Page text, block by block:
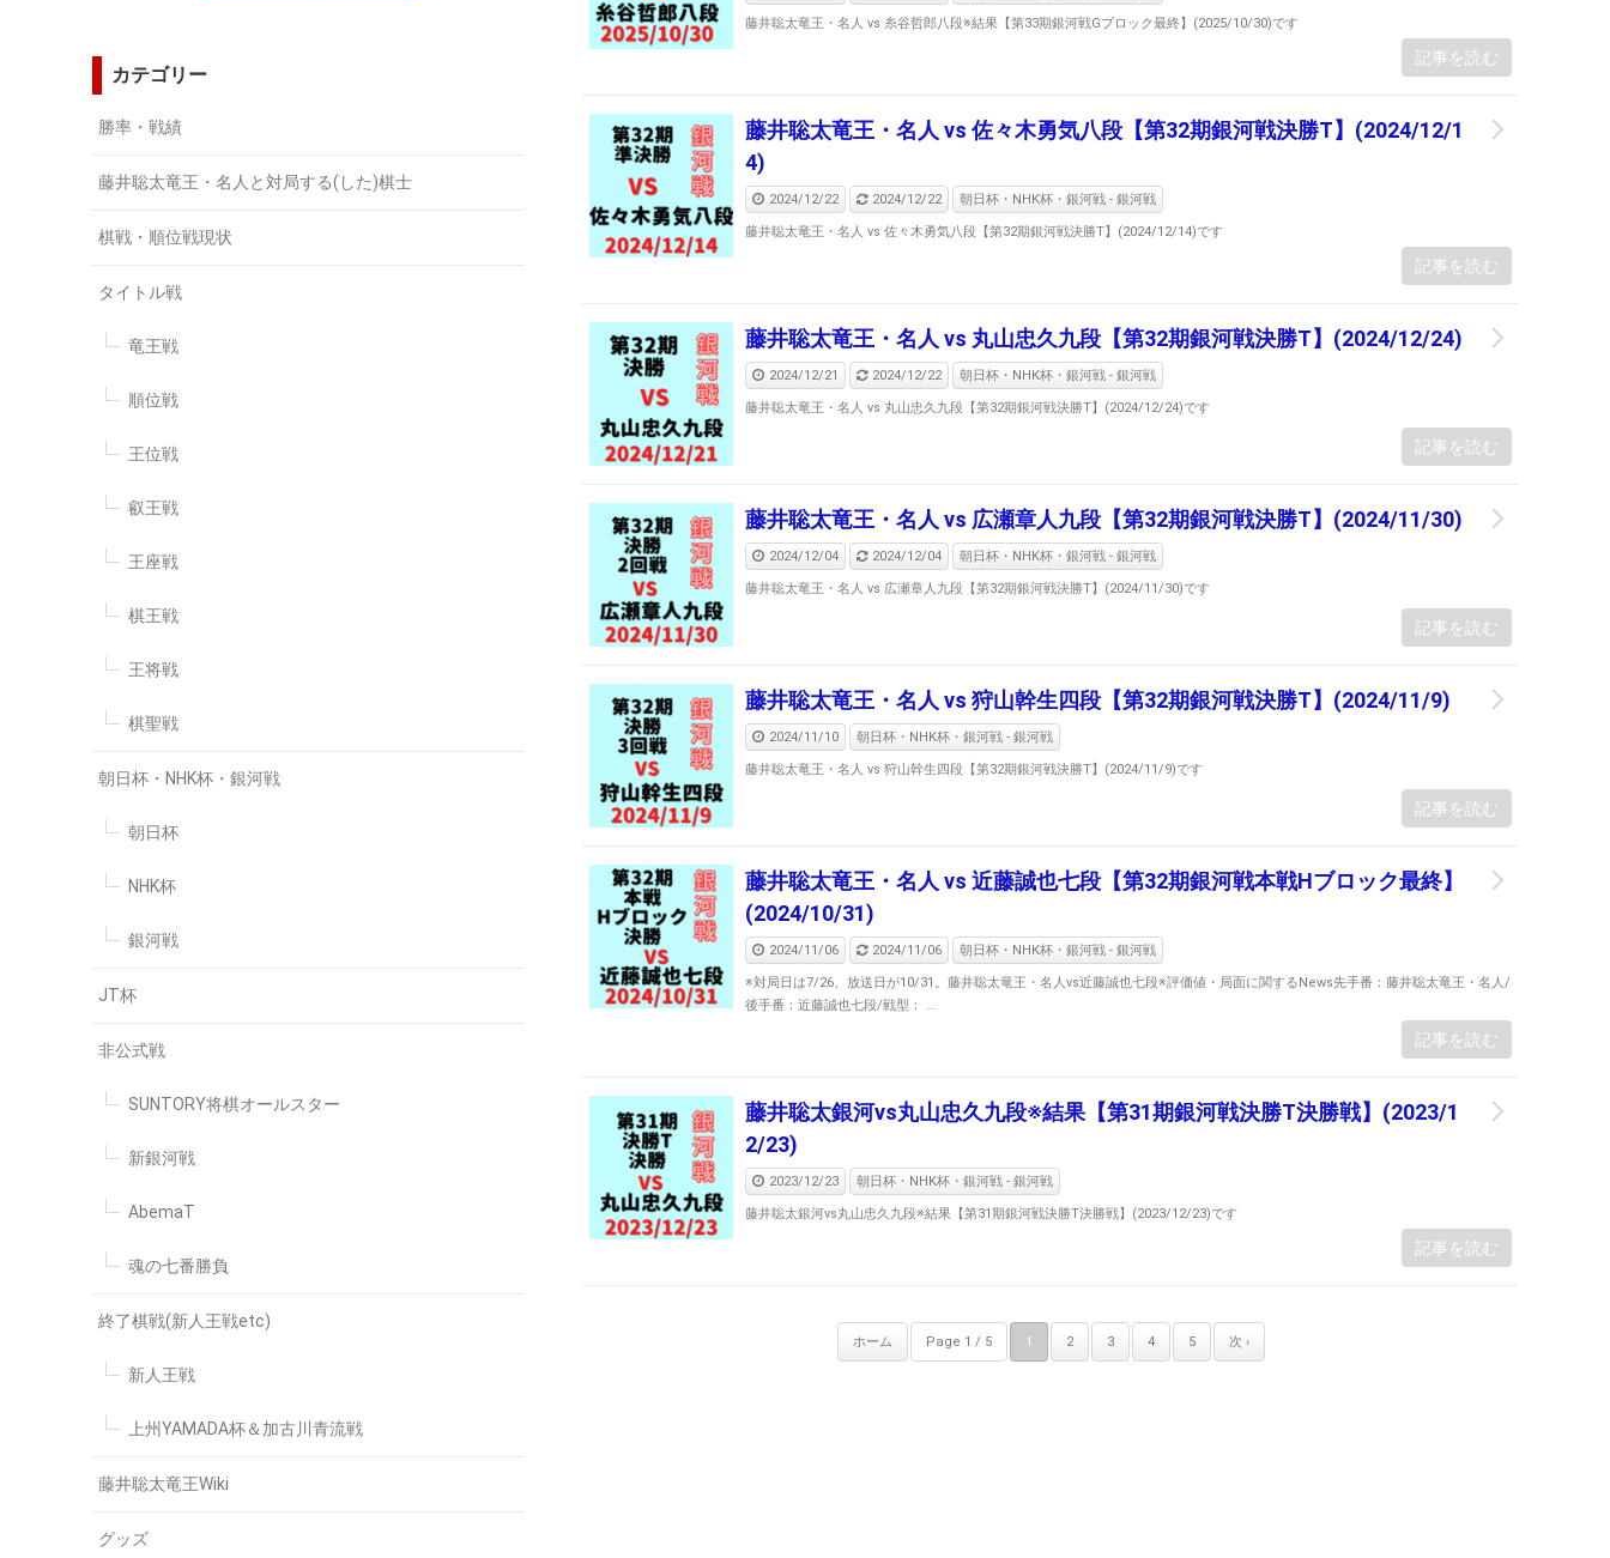
藤井聡太竜王・名人 vs 糸谷哲郎八段※結果【第33期銀河戦Gブロック最終】(2025/10/30)です
記事を読む
藤井聡太竜王・名人 vs 佐々木勇気八段【第32期銀河戦決勝T】(2024/12/1
4)
2024/12/22 2024/12/22 朝日杯・NHK杯・銀河戦 - 銀河戦
藤井聡太竜王・名人 vs 佐々木勇気八段【第32期銀河戦決勝T】(2024/12/14)です
記事を読む
藤井聡太竜王・名人 vs 丸山忠久九段【第32期銀河戦決勝T】(2024/12/24)
2024/12/21 2024/12/22 朝日杯・NHK杯・銀河戦 - 銀河戦
藤井聡太竜王・名人 vs 丸山忠久九段【第32期銀河戦決勝T】(2024/12/24)です
記事を読む
藤井聡太竜王・名人 vs 広瀬章人九段【第32期銀河戦決勝T】(2024/11/30)
2024/12/04 2024/12/04 朝日杯・NHK杯・銀河戦 - 銀河戦
藤井聡太竜王・名人 vs 広瀬章人九段【第32期銀河戦決勝T】(2024/11/30)です
記事を読む
藤井聡太竜王・名人 vs 狩山幹生四段【第32期銀河戦決勝T】(2024/11/9)
2024/11/10 朝日杯・NHK杯・銀河戦 - 銀河戦
藤井聡太竜王・名人 vs 狩山幹生四段【第32期銀河戦決勝T】(2024/11/9)です
記事を読む
藤井聡太竜王・名人 vs 近藤誠也七段【第32期銀河戦本戦Hブロック最終】
(2024/10/31)
2024/11/06 2024/11/06 朝日杯・NHK杯・銀河戦 - 銀河戦
※対局日は7/26、放送日が10/31。藤井聡太竜王・名人vs近藤誠也七段※評価値・局面に関するNews先手番：藤井聡太竜王・名人/
後手番：近藤誠也七段/戦型： ...
記事を読む
藤井聡太銀河vs丸山忠久九段※結果【第31期銀河戦決勝T決勝戦】(2023/1
2/23)
2023/12/23 朝日杯・NHK杯・銀河戦 - 銀河戦
藤井聡太銀河vs丸山忠久九段※結果【第31期銀河戦決勝T決勝戦】(2023/12/23)です
記事を読む
ホーム Page 1 / 5 1 2 3 4 5 次 ›
カテゴリー
勝率・戦績
藤井聡太竜王・名人と対局する(した)棋士
棋戦・順位戦現状
タイトル戦
竜王戦
順位戦
王位戦
叡王戦
王座戦
棋王戦
王将戦
棋聖戦
朝日杯・NHK杯・銀河戦
朝日杯
NHK杯
銀河戦
JT杯
非公式戦
SUNTORY将棋オールスター
新銀河戦
AbemaT
魂の七番勝負
終了棋戦(新人王戦etc)
新人王戦
上州YAMADA杯＆加古川青流戦
藤井聡太竜王Wiki
グッズ